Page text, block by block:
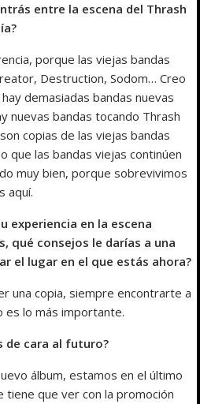
entre la escena del Thrash
porque las viejas bandas
Destruction, Sodom… Creo
demasiadas bandas nuevas
nuevas bandas tocando Thrash
copias de las viejas bandas
que las bandas viejas continúen
muy bien, porque sobrevivimos
aquí.
experiencia en la escena
qué consejos le darías a una
el lugar en el que estás ahora?
una copia, siempre encontrarte a
es lo más importante.
de cara al futuro?
álbum, estamos en el último
tiene que ver con la promoción